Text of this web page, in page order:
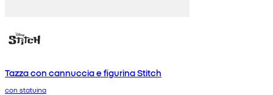
Tazza con cannuccia e figurina Stitch
con statuina